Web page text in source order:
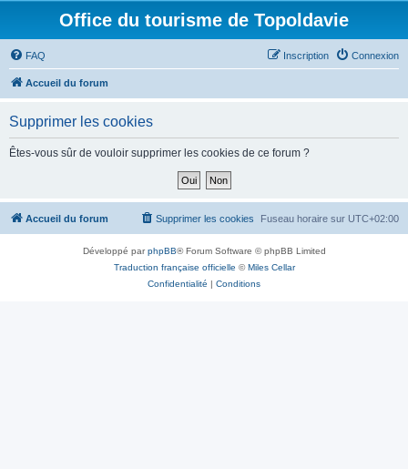
Office du tourisme de Topoldavie
FAQ Connexion
Inscription
Accueil du forum
Supprimer les cookies
Êtes-vous sûr de vouloir supprimer les cookies de ce forum ?
Accueil du forum Fuseau horaire sur UTC+02:00
Supprimer les cookies
Développé parphpBB® Forum Software © phpBB Limited
Traduction française officielle ©Miles Cellar
Confidentialité | Conditions